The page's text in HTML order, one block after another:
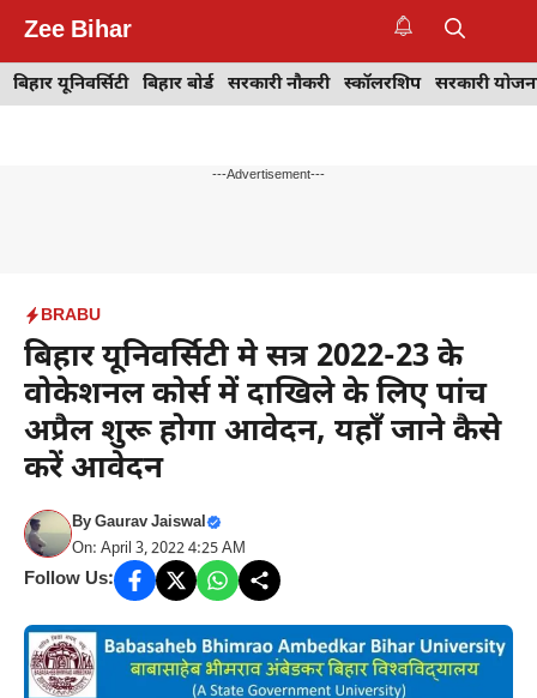
content
Zee Bihar
बिहार यूनिवर्सिटी बिहार बोर्ड सरकारी नौकरी स्कॉलरशिप सरकारी
---Advertisement---
BRABU
बिहार यूनिवर्सिटी मे सत्र 2022-23 के
वोकेशनल कोर्स में दाखिले के लिए पांच
अप्रैल शुरू होगा आवेदन, यहाँ जाने कैसे
करें आवेदन
ByGaurav Jaiswal
On: April 3, 2022 4:25 AM
Follow Us: